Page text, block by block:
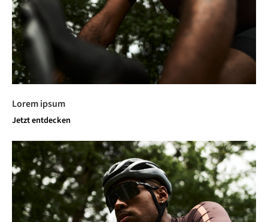
Lorem ipsum
Jetzt entdecken